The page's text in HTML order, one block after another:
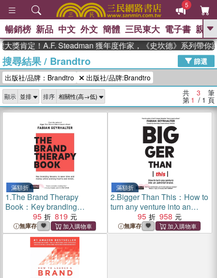
5
GO
高希均教授回憶錄
、 The Odyssey 、 父親節 、 如果歷
史是一群喵 、 暑期推薦
獎 臺灣漫遊錄 、 方念華 、 台灣的李
登輝時代
數學女孩：黎曼猜想 、
偉大的迷走神經
暢銷榜 新品 中文 外文 簡體 三民東大 電子書 親子
獎肯定！A.F. Steadman 獲年度作家，《史坎德》系列帶你
搜尋結果/ Brandtro
篩選
出版社/品牌：Brandtro
出版社/品牌:Brandtro
顯示 排序 共 3 筆
第 1 / 1 頁
滿額折
1.The Brand Therapy
Book：Key branding
lessons to save time and
money while winning hearts
and minds.
95 819
無庫存
滿額折
2.Bigger Than This：How to
turn any venture into an
admired brand
95 958
無庫存